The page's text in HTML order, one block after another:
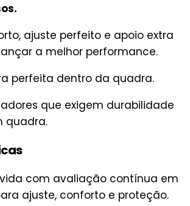
ajuste perfeito e apoio extra
a melhor performance.
perfeita dentro da quadra.
que exigem durabilidade
quadra.
com avaliação contínua em
ajuste, conforto e proteção.